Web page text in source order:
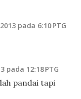
pada 6:10 PTG
pada 12:18 PTG
pandai tapi